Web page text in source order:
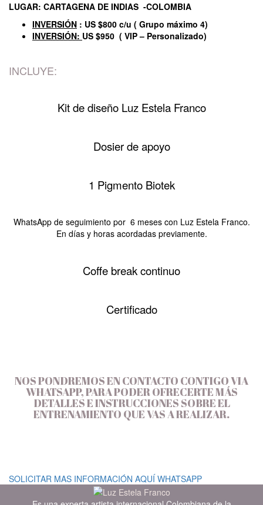
LUGAR: CARTAGENA DE INDIAS -COLOMBIA
INVERSIÓN : US $800 c/u ( Grupo máximo 4)
INVERSIÓN: US $950 ( VIP – Personalizado)
INCLUYE:
Kit de diseño Luz Estela Franco
Dosier de apoyo
1 Pigmento Biotek
WhatsApp de seguimiento por 6 meses con Luz Estela Franco.
En días y horas acordadas previamente.
Coffe break continuo
Certificado
NOS PONDREMOS EN CONTACTO CONTIGO VIA
WHATSAPP, PARA PODER OFRECERTE MÁS
DETALLES E INSTRUCCIONES SOBRE EL
ENTRENAMIENTO QUE VAS A REALIZAR.
SOLICITAR MAS INFORMACIÓN AQUÍ WHATSAPP